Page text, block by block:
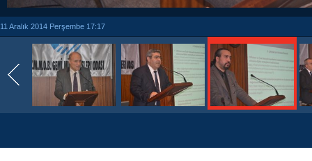
11 Aralık 2014 Perşembe 17:17